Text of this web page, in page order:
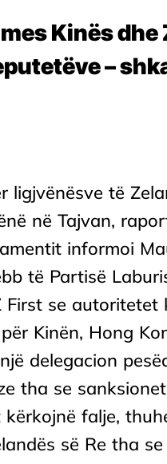
Kinës dhe
–
ligjvënësve të
në Tajvan,
informoi
të Partisë
se autoritetet
Kinën, Hong
delegacion
tha se
falje,
së Re tha